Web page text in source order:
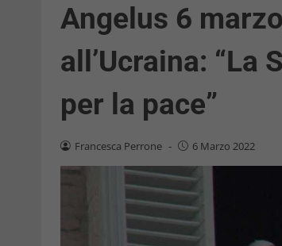
Angelus 6
all’Ucraina: “La
per la pace”
Francesca Perrone - 6 Marzo 2022